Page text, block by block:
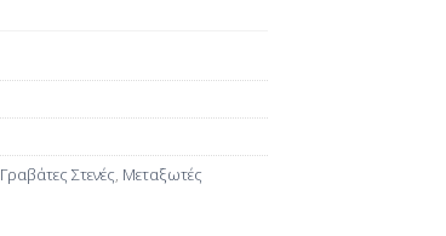
Γραβάτες Στενές, Μεταξωτές